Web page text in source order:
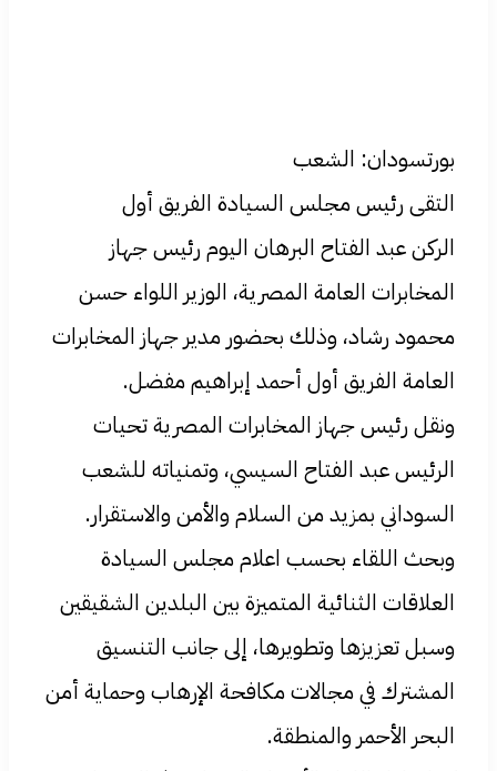
بورتسودان: الشعب
التقى رئيس مجلس السيادة الفريق أول
الركن عبد الفتاح البرهان اليوم رئيس جهاز
المخابرات العامة المصرية، الوزير اللواء حسن
محمود رشاد، وذلك بحضور مدير جهاز المخابرات
العامة الفريق أول أحمد إبراهيم مفضل.
ونقل رئيس جهاز المخابرات المصرية تحيات
الرئيس عبد الفتاح السيسي، وتمنياته للشعب
السوداني بمزيد من السلام والأمن والاستقرار.
وبحث اللقاء بحسب اعلام مجلس السيادة
العلاقات الثنائية المتميزة بين البلدين الشقيقين
وسبل تعزيزها وتطويرها، إلى جانب التنسيق
المشترك في مجالات مكافحة الإرهاب وحماية أمن
البحر الأحمر والمنطقة.